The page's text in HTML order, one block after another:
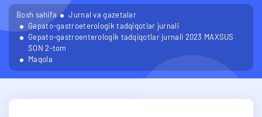
Bosh sahifa
Jurnal va gazetalar
Gepato-gastroeterologik tadqiqotlar jurnali
Gepato-gastroenterologik tadqiqotlar jurnali 2023 MAXSUS
SON 2-tom
Maqola